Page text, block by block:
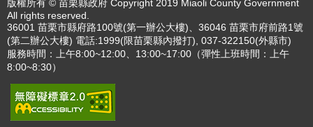
版權所有 © 苗栗縣政府 Copyright 2019 Miaoli County Government
All rights reserved.
36001 苗栗市縣府路100號(第一辦公大樓)、36046 苗栗市府前路1號
(第二辦公大樓) 電話:1999(限苗栗縣內撥打), 037-322150(外縣市)
服務時間：上午8:00~12:00、13:00~17:00（彈性上班時間：上午
8:00~8:30）